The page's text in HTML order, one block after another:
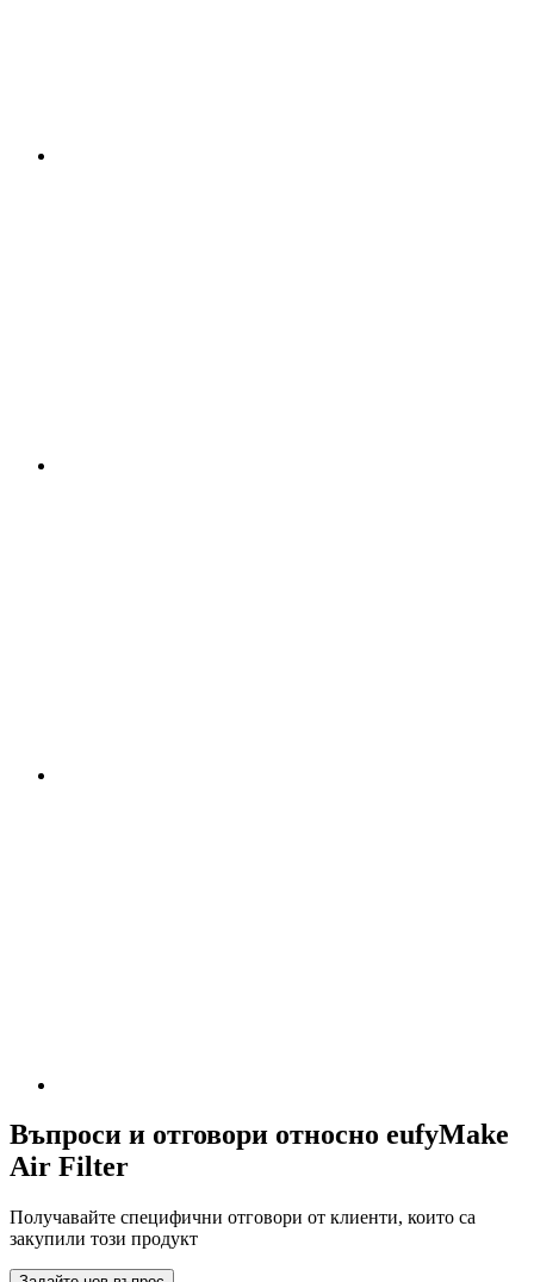
Въпроси и отговори относно eufyMake
Air Filter
Получавайте специфични отговори от клиенти, които са
закупили този продукт